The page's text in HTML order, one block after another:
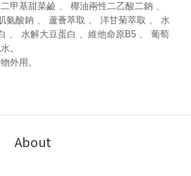
甲基甜菜鹼 、 椰油兩性二乙酸二鈉 、
氨酸鈉 、 蘆薈萃取 、 洋甘菊萃取 、 水
、 水解大豆蛋白 、維他命原B5 、 葡萄
。
外用。
About